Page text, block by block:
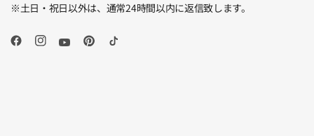
※土日・祝日以外は、通常24時間以内に返信致します。